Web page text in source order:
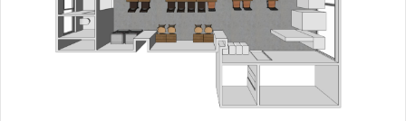
城方面へのアクセスも良好です。そのほかに、銀座線末広町駅や都営新
宿線岩本町駅へも徒歩で行くことができます。
「秋葉原」をイメージさせる電気街、サブカルチャー関連の店舗など
は、駅周辺と万世橋北詰から末広町駅のある外神田五丁目交差点まで広
がっています。駅直結の「ヨドバシカメラマルチメディアAkiba」や
「ビックカメラAKIBA（旧ソフマップ秋葉原館）」など大型の家電量販
店をはじめ、「秋葉原UDX」「アトレ秋葉原」、サブカルチャーを代